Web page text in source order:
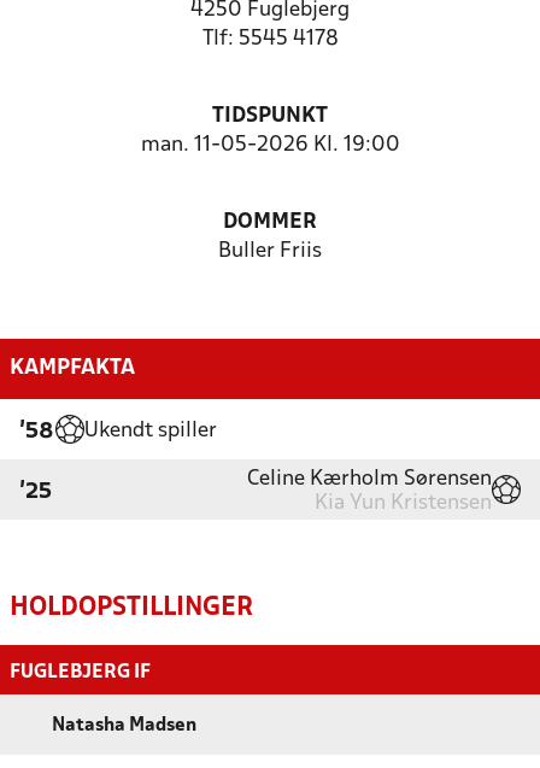
4250 Fuglebjerg
Tlf: 5545 4178
TIDSPUNKT
man. 11-05-2026 Kl. 19:00
DOMMER
Buller Friis
KAMPFAKTA
'58 Ukendt spiller
'25
Celine Kærholm Sørensen
Kia Yun Kristensen
HOLDOPSTILLINGER
FUGLEBJERG IF
Natasha Madsen